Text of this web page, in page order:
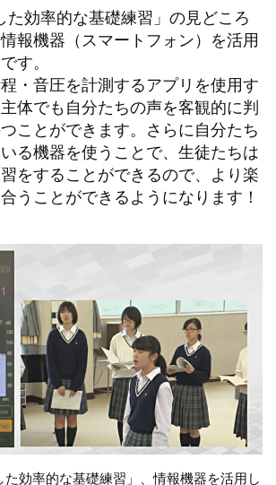
効率的な基礎練習」の見どころ
情報機器（スマートフォン）を活用
です。
・音圧を計測するアプリを使用す
体でも自分たちの声を客観的に判
ことができます。さらに自分たち
る機器を使うことで、生徒たちは
をすることができるので、より楽
うことができるようになります！
効率的な基礎練習」、情報機器を活用し